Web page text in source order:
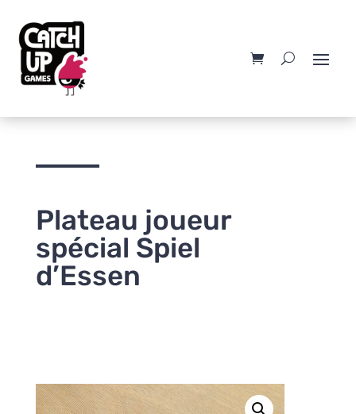
Plateau joueur
spécial Spiel
d’Essen